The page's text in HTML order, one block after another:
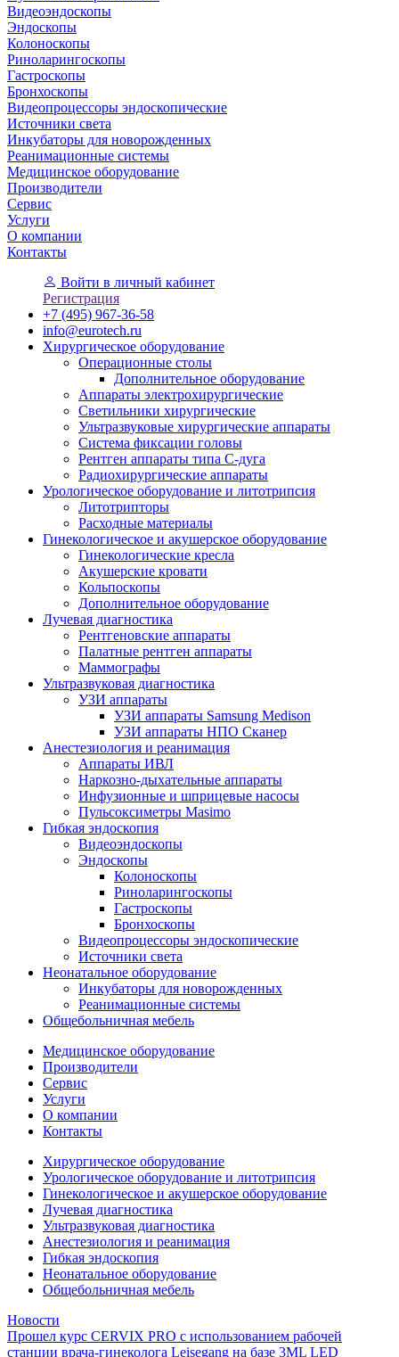
Видеоэндоскопы
Эндоскопы
Колоноскопы
Риноларингоскопы
Гастроскопы
Бронхоскопы
Видеопроцессоры эндоскопические
Источники света
Инкубаторы для новорожденных
Реанимационные системы
Медицинское оборудование
Производители
Сервис
Услуги
О компании
Контакты
Войти в личный кабинет
Регистрация
+7 (495) 967-36-58
info@eurotech.ru
Хирургическое оборудование
Операционные столы
Дополнительное оборудование
Аппараты электрохирургические
Светильники хирургические
Ультразвуковые хирургические аппараты
Система фиксации головы
Рентген аппараты типа С-дуга
Радиохирургические аппараты
Урологическое оборудование и литотрипсия
Литотрипторы
Расходные материалы
Гинекологическое и акушерское оборудование
Гинекологические кресла
Акушерские кровати
Кольпоскопы
Дополнительное оборудование
Лучевая диагностика
Рентгеновские аппараты
Палатные рентген аппараты
Маммографы
Ультразвуковая диагностика
УЗИ аппараты
УЗИ аппараты Samsung Medison
УЗИ аппараты НПО Сканер
Анестезиология и реанимация
Аппараты ИВЛ
Наркозно-дыхательные аппараты
Инфузионные и шприцевые насосы
Пульсоксиметры Masimo
Гибкая эндоскопия
Видеоэндоскопы
Эндоскопы
Колоноскопы
Риноларингоскопы
Гастроскопы
Бронхоскопы
Видеопроцессоры эндоскопические
Источники света
Неонатальное оборудование
Инкубаторы для новорожденных
Реанимационные системы
Общебольничная мебель
Медицинское оборудование
Производители
Сервис
Услуги
О компании
Контакты
Хирургическое оборудование
Урологическое оборудование и литотрипсия
Гинекологическое и акушерское оборудование
Лучевая диагностика
Ультразвуковая диагностика
Анестезиология и реанимация
Гибкая эндоскопия
Неонатальное оборудование
Общебольничная мебель
Новости
Прошел курс CERVIX PRO с использованием рабочей
станции врача-гинеколога Leisegang на базе 3ML LED